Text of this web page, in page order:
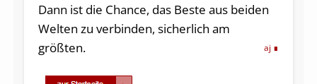
Dann ist die Chance, das Beste aus beiden
Welten zu verbinden, sicherlich am
größten.
aj